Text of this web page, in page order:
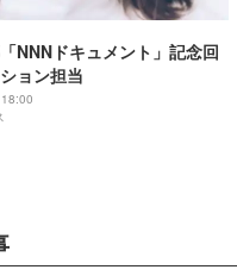
NNNドキュメント」記念回
ョン担当